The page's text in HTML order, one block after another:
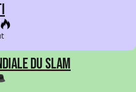
du Slam